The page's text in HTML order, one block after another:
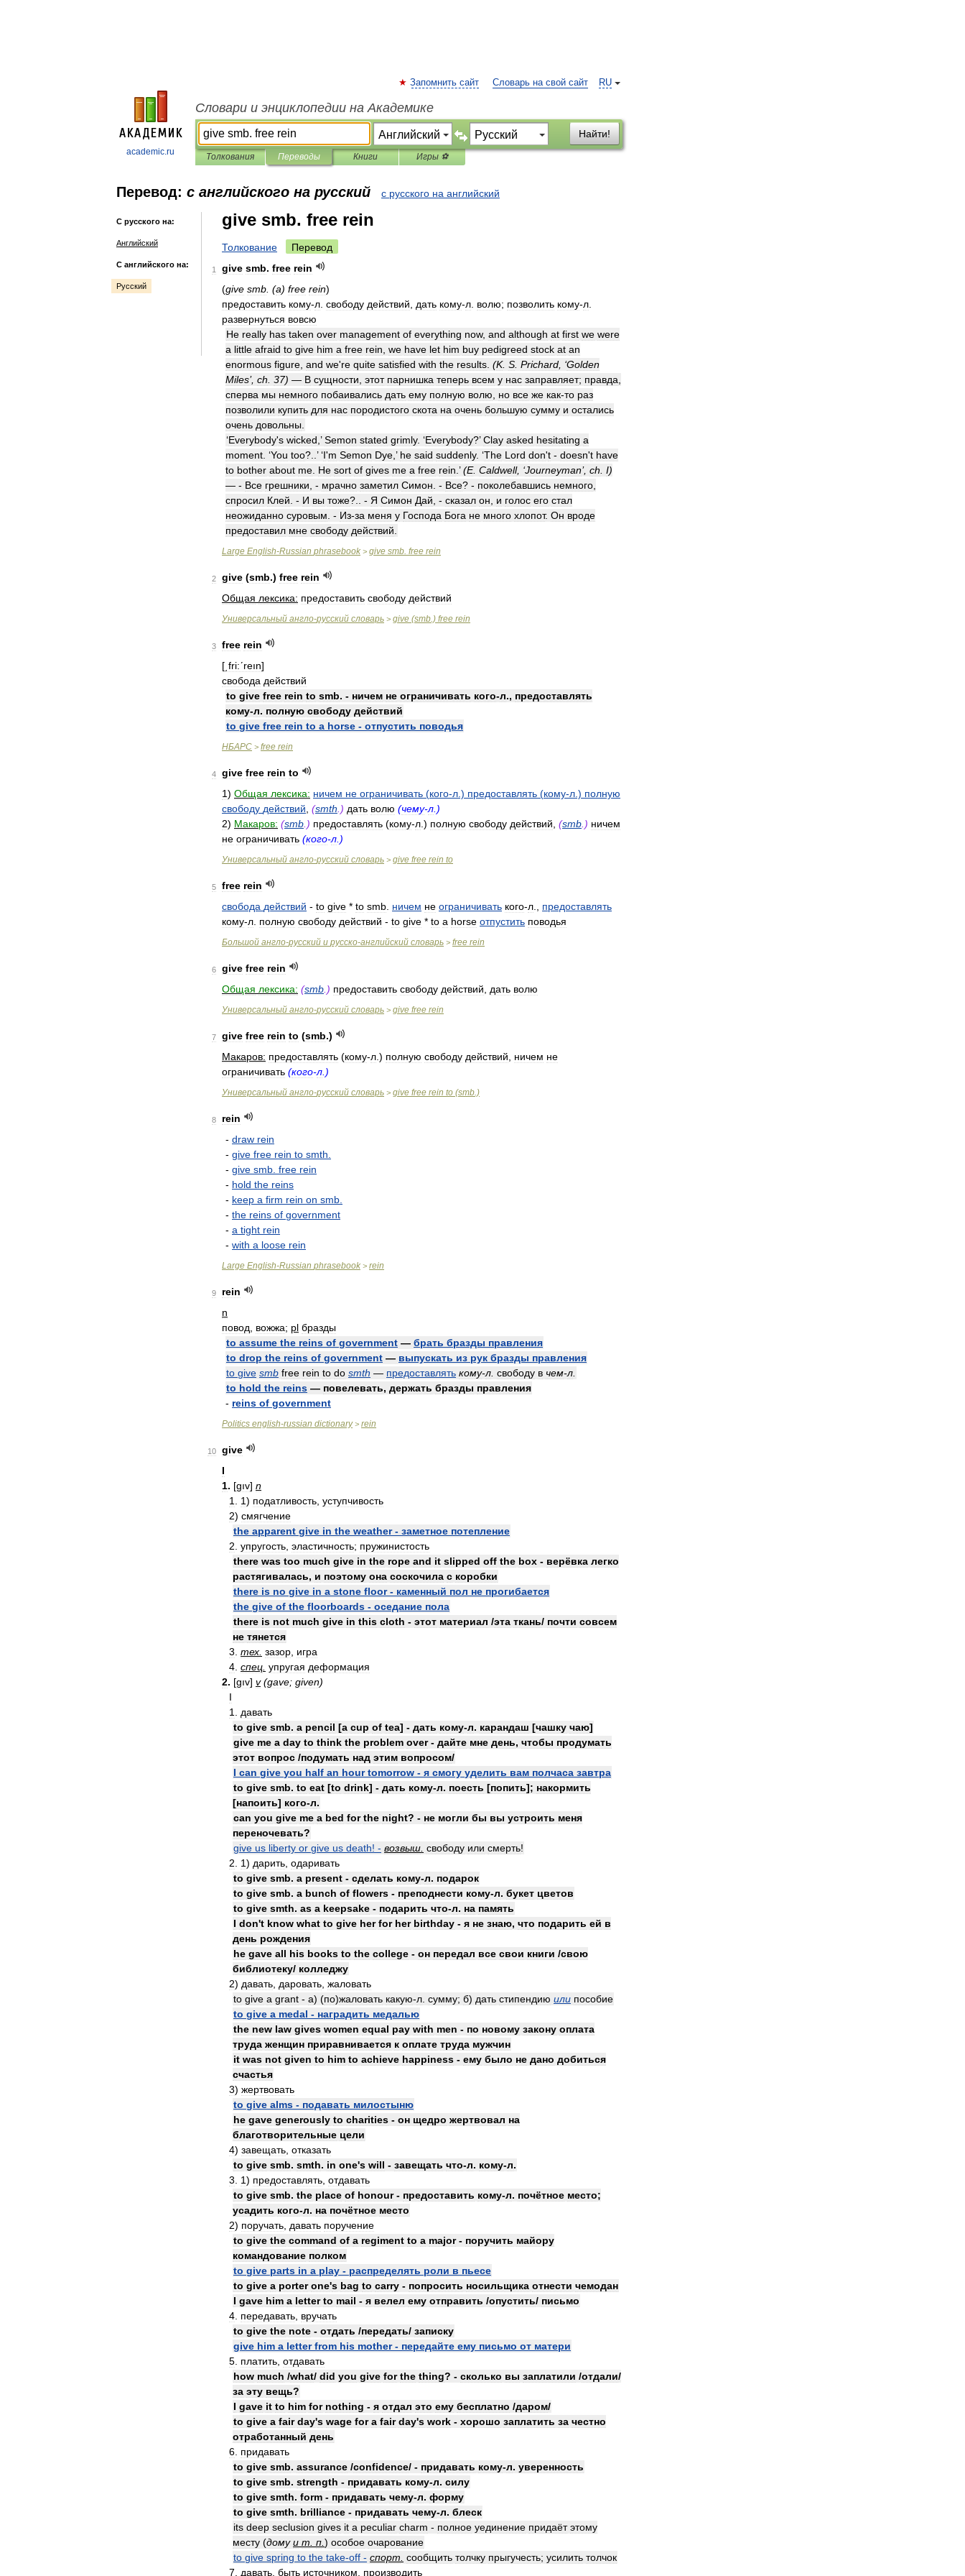
academic.ru
RU
Запомнить сайт Словарь на свой сайт
Словари и энциклопедии на Академике
Найти!
Толкования Переводы Книги Игры ⚽
Перевод: с английского на русский с русского на английский
С русского на:
Английский
С английского на:
Русский
give smb. free rein
Толкование Перевод
1 give smb. free rein
(give smb . (a) free rein)
предоставить кому-л свободу действий дать кому-л волю; позволить кому-л
развернуться вовсю
He really has taken over management of everything now, and although at first we were
a little afraid to give him a free rein we have let him buy pedigreed stock at an
enormous figure and we're quite satisfied with the results (K. S Prichard , ‘Golden
Miles’, ch 37) — В сущности этот парнишка теперь всем у нас заправляет; правда
сперва мы немного побаивались дать ему полную волю но все же как-то раз
позволили купить для нас породистого скота на очень большую сумму и остались
очень довольны
‘Everybody's wicked ,’Semon stated grimly. ‘Everybody?’Clay asked hesitating a
moment . ‘You too?..’ ‘I'm Semon Dye ,’ he said suddenly. ‘The Lord don't - doesn't have
to bother about me He sort of gives me a free rein .’(E. Caldwell, ‘Journeyman’, ch I)
— - Все грешники , - мрачно заметил Симон . - Все? - поколебавшись немного
спросил Клей . - И вы тоже?.. - Я Симон Дай , - сказал он и голос его стал
неожиданно суровым . - Из-за меня у Господа Бога не много хлопот. Он вроде
предоставил мне свободу действий
Large English-Russian phrasebook > give smb. free rein
2 give (smb.) free rein
Общая лексика: предоставить свободу действий
Универсальный англо-русский словарь > give (smb.) free rein
3 free rein
[ ͵fri:ʹreın]
свобода действий
to give free rein to smb. - ничем не ограничивать кого-л., предоставлять
кому-л. полную свободу действий
to give free rein to a horse - отпустить поводья
НБАРС > free rein
4 give free rein to
1) Общая лексика: ничем не ограничивать (кого-л .) предоставлять (кому-л .) полную
свободу действий (smth .) дать волю (чему-л .)
2) Макаров: (smb .) предоставлять (кому-л .) полную свободу действий (smb .) ничем
не ограничивать (кого-л .)
Универсальный англо-русский словарь > give free rein to
5 free rein
свобода действий - to give * to smb ничем не ограничивать кого-л
предоставлять
кому-л полную свободу действий - to give * to a horse отпустить поводья
Большой англо-русский и русско-английский словарь > free rein
6 give free rein
Общая лексика: (smb .) предоставить свободу действий дать волю
Универсальный англо-русский словарь > give free rein
7 give free rein to (smb.)
Макаров: предоставлять (кому-л .) полную свободу действий ничем не
ограничивать (кого-л .)
Универсальный англо-русский словарь > give free rein to (smb.)
8
rein
- draw rein
- give free rein to smth
- give smb free rein
- hold the reins
- keep a firm rein on smb
- the reins of government
- a tight rein
- with a loose rein
Large English-Russian phrasebook > rein
9
rein
n
повод
вожжа; pl бразды
to assume the reins of government — брать бразды правления
to drop the reins of government — выпускать из рук бразды правления
to give smb free rein to do smth — предоставлять кому-л свободу в чем-л
to hold the reins — повелевать, держать бразды правления
- reins of government
Politics english-russian dictionary> rein
10
give
I
1. [gıv] n
1
1) податливость уступчивость
2) смягчение
the apparent give in the weather- заметное потепление
2 упругость эластичность; пружинистость
there was too much give in the rope and it slipped off the box - верёвка легко
растягивалась, и поэтому она соскочила с коробки
there is no give in a stone floor- каменный пол не прогибается
the give of the floorboards - оседание пола
there is not much give in this cloth - этот материал /эта ткань/ почти совсем
не тянется
3 тех зазор игра
4 спец упругая деформация
2. [gıv] v(gave; given)
I
1
давать
to give smb. a pencil [a cup of tea] - дать кому-л. карандаш [чашку чаю]
give me a day to think the problem over- дайте мне день, чтобы продумать
этот вопрос /подумать над этим вопросом/
I can give you half an hour tomorrow - я смогу уделить вам полчаса завтра
to give smb. to eat [to drink] - дать кому-л. поесть [попить]; накормить
[напоить] кого-л.
can you give me a bed for the night? - не могли бы вы устроить меня
переночевать?
give us liberty or give us death! - возвыш свободу или смерть!
2
1) дарить одаривать
to give smb. a present - сделать кому-л. подарок
to give smb. a bunch of flowers - преподнести кому-л. букет цветов
to give smth. as a keepsake - подарить что-л. на память
I don't know what to give her for her birthday - я не знаю, что подарить ей в
день рождения
he gave all his books to the college - он передал все свои книги /свою
библиотеку/ колледжу
2) давать даровать жаловать
to give a grant - а) (по)жаловать какую-л сумму; б) дать стипендию или пособие
to give a medal - наградить медалью
the new law gives women equal pay with men - по новому закону оплата
труда женщин приравнивается к оплате труда мужчин
it was not given to him to achieve happiness - ему было не дано добиться
счастья
3) жертвовать
to give alms - подавать милостыню
he gave generously to charities - он щедро жертвовал на
благотворительные цели
4) завещать отказать
to give smb. smth. in one's will - завещать что-л. кому-л.
3
1) предоставлять отдавать
to give smb. the place of honour- предоставить кому-л. почётное место;
усадить кого-л. на почётное место
2) поручать давать поручение
to give the command of a regiment to a major- поручить майору
командование полком
to give parts in a play - распределять роли в пьесе
to give a porter one's bag to carry - попросить носильщика отнести чемодан
I gave him a letter to mail - я велел ему отправить /опустить/ письмо
4 передавать вручать
to give the note - отдать /передать/ записку
give him a letter from his mother- передайте ему письмо от матери
5 платить отдавать
how much /what/ did you give for the thing? - сколько вы заплатили /отдали/
за эту вещь?
I gave it to him for nothing - я отдал это ему бесплатно /даром/
to give a fair day's wage for a fair day's work - хорошо заплатить за честно
отработанный день
6 придавать
to give smb. assurance /confidence/ - придавать кому-л. уверенность
to give smb. strength - придавать кому-л. силу
to give smth. form - придавать чему-л. форму
to give smth. brilliance - придавать чему-л. блеск
its deep seclusion gives it a peculiar charm - полное уединение придаёт этому
месту (дому и т п ) особое очарование
to give spring to the take-off - спорт сообщить толчку прыгучесть; усилить толчок
7
давать быть источником производить